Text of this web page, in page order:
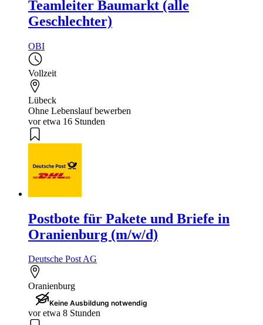
Teamleiter Baumarkt (alle
Geschlechter)
OBI
Vollzeit
Lübeck
Ohne Lebenslauf bewerben
vor etwa 16 Stunden
Postbote für Pakete und Briefe in
Oranienburg (m/w/d)
Deutsche Post AG
Oranienburg
Keine Ausbildung notwendig
vor etwa 8 Stunden